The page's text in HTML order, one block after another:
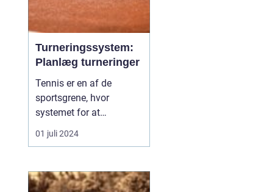
Turneringssystem:
Planlæg turneringer
Tennis er en af de
sportsgrene, hvor
systemet for at
arrangere turneringer har
afgørende betydning for
effektiv konkurrence. Når
en tennis turnering
01 juli 2024